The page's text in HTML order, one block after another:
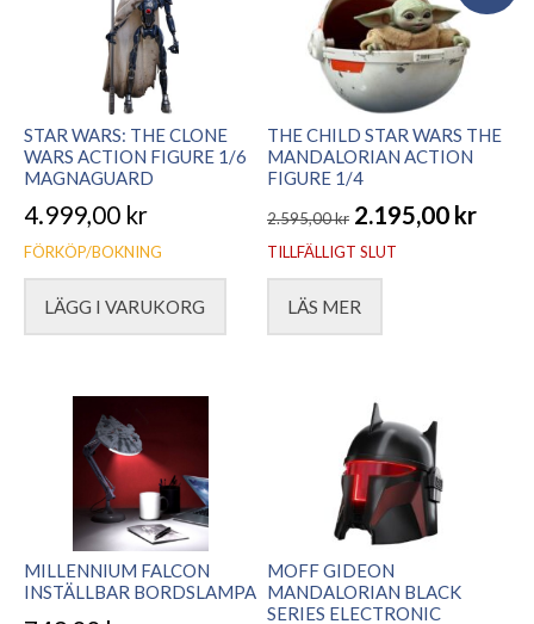
STAR WARS: THE CLONE
WARS ACTION FIGURE 1/6
MAGNAGUARD
4.999,00 kr
FÖRKÖP/BOKNING
LÄGG I VARUKORG
THE CHILD STAR WARS THE
MANDALORIAN ACTION
FIGURE 1/4
2.595,00kr
Det
ursprungliga
priset
2.195,00 kr
Det
nuvarande
priset
TILLFÄLLIGT SLUT
LÄS MER
MILLENNIUM FALCON
INSTÄLLBAR BORDSLAMPA
MOFF GIDEON
MANDALORIAN BLACK
SERIES ELECTRONIC